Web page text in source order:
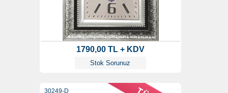
1790,00 TL + KDV
Stok Sorunuz
30249-D